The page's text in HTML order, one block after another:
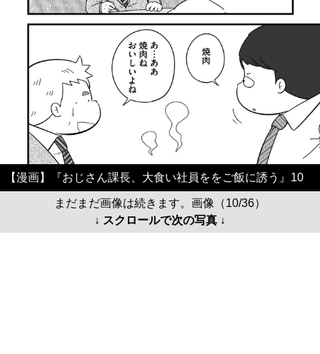
【漫画】『おじさん課長、大食い社員ををご飯に誘う』10
まだまだ画像は続きます。画像（10/36）
↓ スクロールで次の写真 ↓